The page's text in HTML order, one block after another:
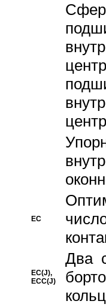
EC
EC(J),
ECC(J)
Два